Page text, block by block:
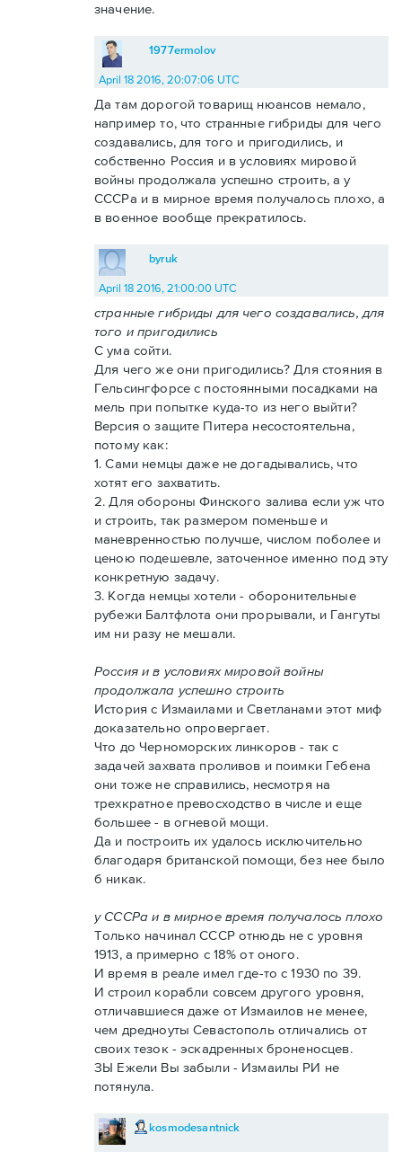
значение.
1977ermolov
April 18 2016, 20:07:06 UTC
Да там дорогой товарищ нюансов немало,
например то, что странные гибриды для чего
создавались, для того и пригодились, и
собственно Россия и в условиях мировой
войны продолжала успешно строить, а у
СССРа и в мирное время получалось плохо, а
в военное вообще прекратилось.
byruk
April 18 2016, 21:00:00 UTC
странные гибриды для чего создавались, для
того и пригодились
С ума сойти.
Для чего же они пригодились? Для стояния в
Гельсингфорсе с постоянными посадками на
мель при попытке куда-то из него выйти?
Версия о защите Питера несостоятельна,
потому как:
1. Сами немцы даже не догадывались, что
хотят его захватить.
2. Для обороны Финского залива если уж что
и строить, так размером поменьше и
маневренностью получше, числом поболее и
ценою подешевле, заточенное именно под эту
конкретную задачу.
3. Когда немцы хотели - оборонительные
рубежи Балтфлота они прорывали, и Гангуты
им ни разу не мешали.
Россия и в условиях мировой войны
продолжала успешно строить
История с Измаилами и Светланами этот миф
доказательно опровергает.
Что до Черноморских линкоров - так с
задачей захвата проливов и поимки Гебена
они тоже не справились, несмотря на
трехкратное превосходство в числе и еще
большее - в огневой мощи.
Да и построить их удалось исключительно
благодаря британской помощи, без нее было
б никак.
у СССРа и в мирное время получалось плохо
Только начинал СССР отнюдь не с уровня
1913, а примерно с 18% от оного.
И время в реале имел где-то с 1930 по 39.
И строил корабли совсем другого уровня,
отличавшиеся даже от Измаилов не менее,
чем дредноуты Севастополь отличались от
своих тезок - эскадренных броненосцев.
ЗЫ Ежели Вы забыли - Измаилы РИ не
потянула.
kosmodesantnick